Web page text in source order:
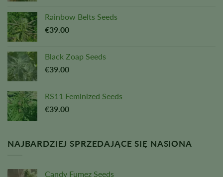
Rainbow Belts Seeds
€39.00
Black Zoap Seeds
€39.00
RS11 Feminized Seeds
€39.00
NAJBARDZIEJ SPRZEDAJĄCE SIĘ NASIONA
Candy Fumez Seeds